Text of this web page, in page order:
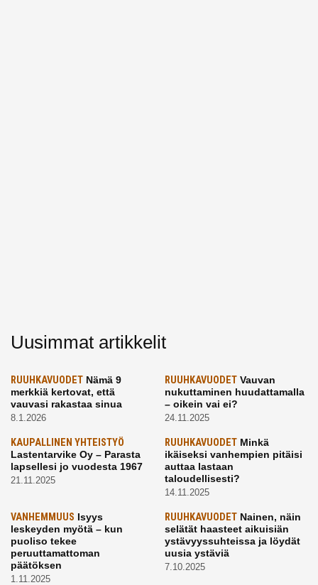
Uusimmat artikkelit
RUUHKAVUODET Nämä 9
merkkiä kertovat, että
vauvasi rakastaa sinua
8.1.2026
RUUHKAVUODETVauvan
nukuttaminen huudattamalla
– oikein vai ei?
24.11.2025
KAUPALLINEN YHTEISTYÖ
Lastentarvike Oy – Parasta
lapsellesi jo vuodesta 1967
21.11.2025
RUUHKAVUODETMinkä
ikäiseksi vanhempien pitäisi
auttaa lastaan
taloudellisesti?
14.11.2025
VANHEMMUUS Isyys
leskeyden myötä – kun
puoliso tekee
peruuttamattoman
päätöksen
1.11.2025
RUUHKAVUODETNainen, näin
selätät haasteet aikuisiän
ystävyyssuhteissa ja löydät
uusia ystäviä
7.10.2025